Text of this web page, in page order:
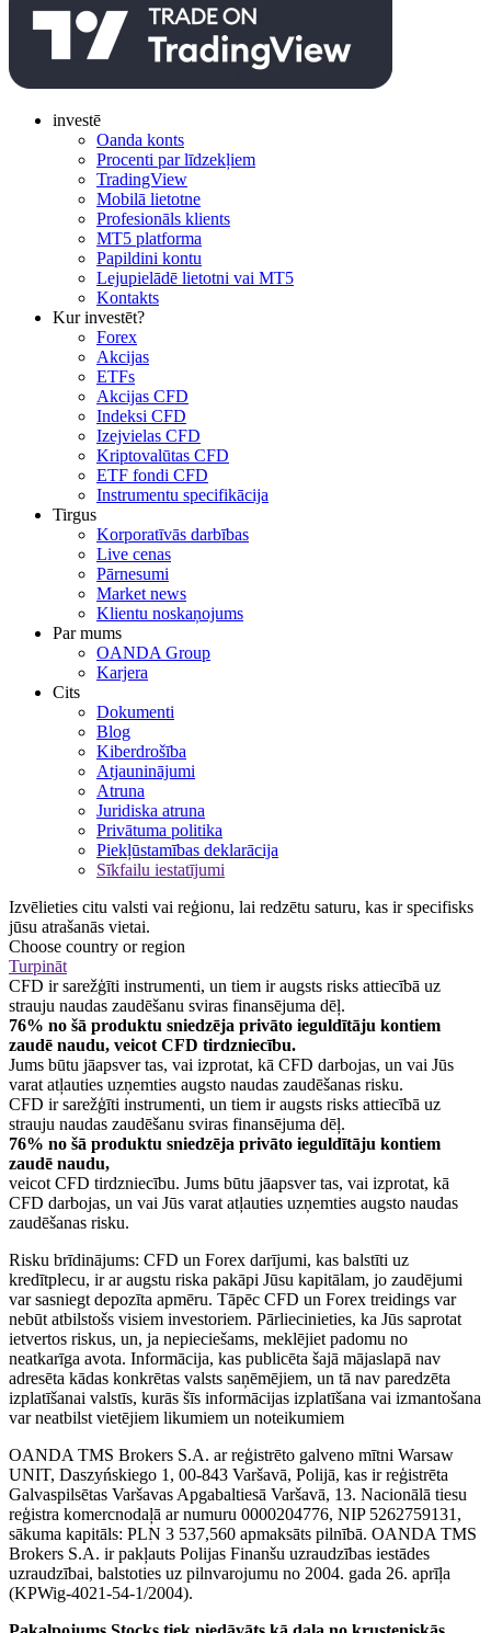
investē
Oanda konts
Procenti par līdzekļiem
TradingView
Mobilā lietotne
Profesionāls klients
MT5 platforma
Papildini kontu
Lejupielādē lietotni vai MT5
Kontakts
Kur investēt?
Forex
Akcijas
ETFs
Akcijas CFD
Indeksi CFD
Izejvielas CFD
Kriptovalūtas CFD
ETF fondi CFD
Instrumentu specifikācija
Tirgus
Korporatīvās darbības
Live cenas
Pārnesumi
Market news
Klientu noskaņojums
Par mums
OANDA Group
Karjera
Cits
Dokumenti
Blog
Kiberdrošība
Atjauninājumi
Atruna
Juridiska atruna
Privātuma politika
Piekļūstamības deklarācija
Sīkfailu iestatījumi
Izvēlieties citu valsti vai reģionu, lai redzētu saturu, kas ir specifisks
jūsu atrašanās vietai.
Choose country or region
Turpināt
CFD ir sarežģīti instrumenti, un tiem ir augsts risks attiecībā uz
strauju naudas zaudēšanu sviras finansējuma dēļ.
76% no šā produktu sniedzēja privāto ieguldītāju kontiem
zaudē naudu, veicot CFD tirdzniecību.
Jums būtu jāapsver tas, vai izprotat, kā CFD darbojas, un vai Jūs
varat atļauties uzņemties augsto naudas zaudēšanas risku.
CFD ir sarežģīti instrumenti, un tiem ir augsts risks attiecībā uz
strauju naudas zaudēšanu sviras finansējuma dēļ.
76% no šā produktu sniedzēja privāto ieguldītāju kontiem
zaudē naudu,
veicot CFD tirdzniecību. Jums būtu jāapsver tas, vai izprotat, kā
CFD darbojas, un vai Jūs varat atļauties uzņemties augsto naudas
zaudēšanas risku.
Risku brīdinājums: CFD un Forex darījumi, kas balstīti uz
kredītplecu, ir ar augstu riska pakāpi Jūsu kapitālam, jo zaudējumi
var sasniegt depozīta apmēru. Tāpēc CFD un Forex treidings var
nebūt atbilstošs visiem investoriem. Pārliecinieties, ka Jūs saprotat
ietvertos riskus, un, ja nepieciešams, meklējiet padomu no
neatkarīga avota. Informācija, kas publicēta šajā mājaslapā nav
adresēta kādas konkrētas valsts saņēmējiem, un tā nav paredzēta
izplatīšanai valstīs, kurās šīs informācijas izplatīšana vai izmantošana
var neatbilst vietējiem likumiem un noteikumiem
OANDA TMS Brokers S.A. ar reģistrēto galveno mītni Warsaw
UNIT, Daszyńskiego 1, 00-843 Varšavā, Polijā, kas ir reģistrēta
Galvaspilsētas Varšavas Apgabaltiesā Varšavā, 13. Nacionālā tiesu
reģistra komercnodaļā ar numuru 0000204776, NIP 5262759131,
sākuma kapitāls: PLN 3 537,560 apmaksāts pilnībā. OANDA TMS
Brokers S.A. ir pakļauts Polijas Finanšu uzraudzības iestādes
uzraudzībai, balstoties uz pilnvarojumu no 2004. gada 26. aprīļa
(KPWig-4021-54-1/2004).